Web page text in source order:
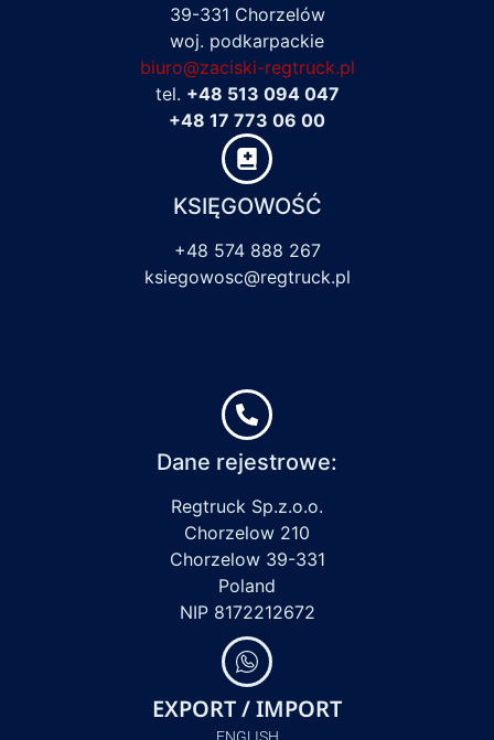
39-331 Chorzelów
woj. podkarpackie
biuro@zaciski-regtruck.pl
tel. +48 513 094 047
+48 17 773 06 00
KSIĘGOWOŚĆ
+48 574 888 267
ksiegowosc@regtruck.pl
Dane rejestrowe:
Regtruck Sp.z.o.o.
Chorzelow 210
Chorzelow 39-331
Poland
NIP 8172212672
EXPORT / IMPORT